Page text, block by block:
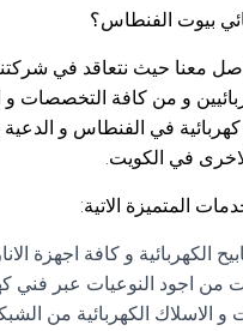
بيوت الفنطاس؟
معنا حيث نتعاقد في
و من كافة التخصصات و
في الفنطاس و الدعية
في الكويت.
المتميزة الاتية:
الكهربائية و كافة اجهزة
من اجود النوعيات عبر فني
و الاسلاك الكهربائية من